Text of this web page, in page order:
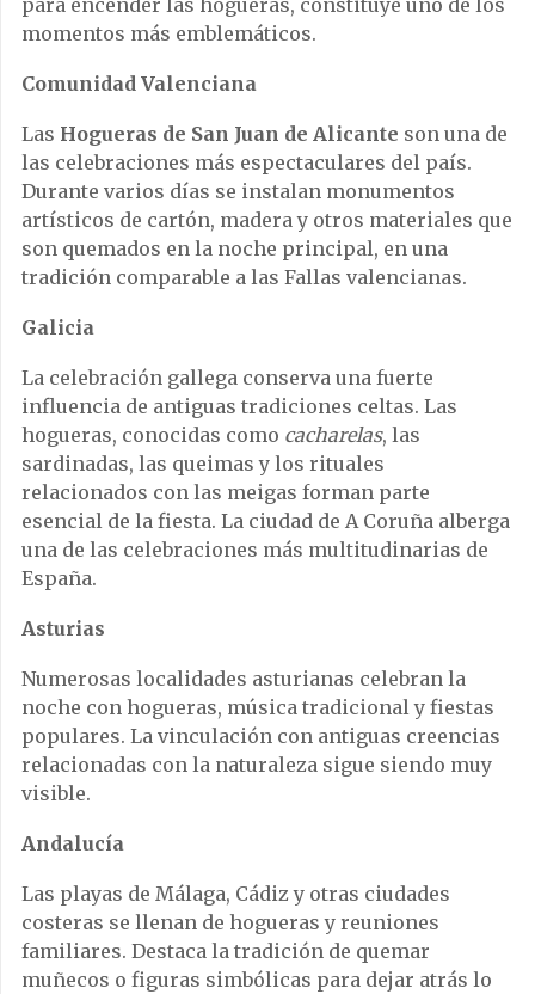
momentos más emblemáticos.
Comunidad Valenciana
Las Hogueras de San Juan de Alicante son una de
las celebraciones más espectaculares del país.
Durante varios días se instalan monumentos
artísticos de cartón, madera y otros materiales que
son quemados en la noche principal, en una
tradición comparable a las Fallas valencianas.
Galicia
La celebración gallega conserva una fuerte
influencia de antiguas tradiciones celtas. Las
hogueras, conocidas como cacharelas, las
sardinadas, las queimas y los rituales
relacionados con las meigas forman parte
esencial de la fiesta. La ciudad de A Coruña alberga
una de las celebraciones más multitudinarias de
España.
Asturias
Numerosas localidades asturianas celebran la
noche con hogueras, música tradicional y fiestas
populares. La vinculación con antiguas creencias
relacionadas con la naturaleza sigue siendo muy
visible.
Andalucía
Las playas de Málaga, Cádiz y otras ciudades
costeras se llenan de hogueras y reuniones
familiares. Destaca la tradición de quemar
muñecos o figuras simbólicas para dejar atrás lo